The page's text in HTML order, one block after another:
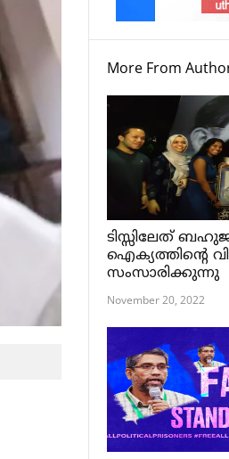
More From
ടിസ്സിലേത്
ഐക്യത്തിന്റെ
സംസാരിക്കുന്നു
November 20, 2022